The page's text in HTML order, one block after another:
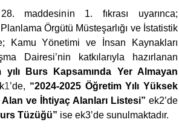
maddesinin 1. fıkrası uyarınca;
Planlama Örgütü Müsteşarlığı ve İstatistik
Kamu Yönetimi ve İnsan Kaynakları
Dairesi’nin katkılarıyla hazırlanan
yılı Burs Kapsamında Yer Almayan
1’de, “2024-2025 Öğretim Yılı Yüksek
ve İhtiyaç Alanları Listesi” ek2’de
Tüzüğü” ise ek3’de sunulmaktadır.